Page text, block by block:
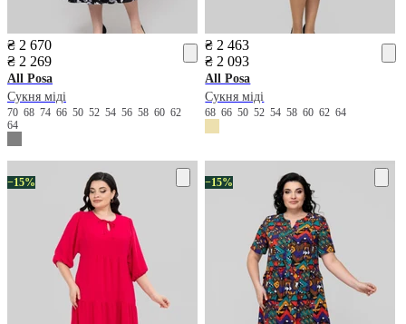
₴ 2 670
₴ 2 269
All Posa
Сукня міді
70 68 74 66 50 52 54 56 58 60 62
64
₴ 2 463
₴ 2 093
All Posa
Сукня міді
686650525458606264
−15% −15%